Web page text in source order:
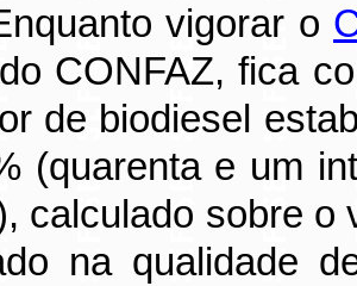
vigorar o
CONFAZ, fica
de biodiesel
(quarenta e um
calculado sobre o
na qualidade